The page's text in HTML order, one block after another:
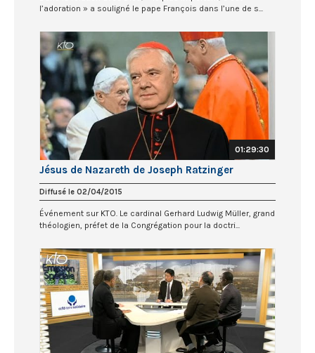
l’adoration » a souligné le pape François dans l’une de s...
01:29:30
Jésus de Nazareth de Joseph Ratzinger
Diffusé le 02/04/2015
Événement sur KTO. Le cardinal Gerhard Ludwig Müller, grand
théologien, préfet de la Congrégation pour la doctri...